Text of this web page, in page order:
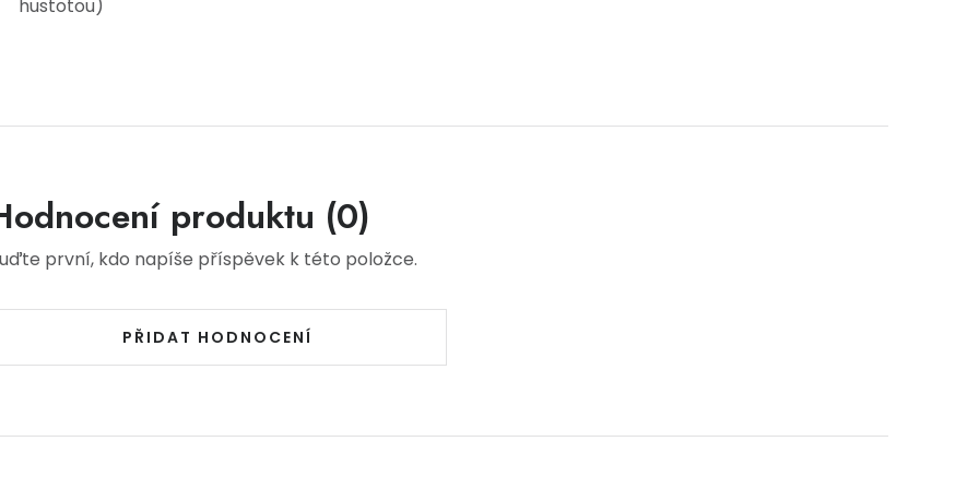
hustotou)
produktu (0)
první, kdo napíše příspěvek k této položce.
PŘIDAT HODNOCENÍ